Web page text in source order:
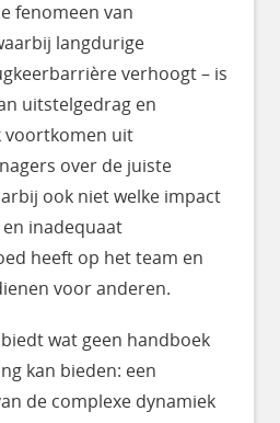
fenomeen van
langdurige
verhoogt – is
uitstelgedrag en
voortkomen uit
over de juiste
ook niet welke impact
inadequaat
heeft op het team en
voor anderen.
wat geen handboek
kan bieden: een
de complexe dynamiek